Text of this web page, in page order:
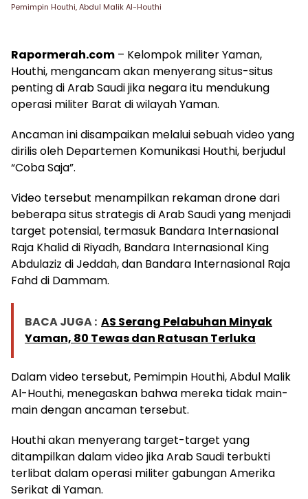
Pemimpin Houthi, Abdul Malik Al-Houthi
Rapormerah.com – Kelompok militer Yaman,
Houthi, mengancam akan menyerang situs-situs
penting di Arab Saudi jika negara itu mendukung
operasi militer Barat di wilayah Yaman.
Ancaman ini disampaikan melalui sebuah video yang
dirilis oleh Departemen Komunikasi Houthi, berjudul
“Coba Saja”.
Video tersebut menampilkan rekaman drone dari
beberapa situs strategis di Arab Saudi yang menjadi
target potensial, termasuk Bandara Internasional
Raja Khalid di Riyadh, Bandara Internasional King
Abdulaziz di Jeddah, dan Bandara Internasional Raja
Fahd di Dammam.
BACA JUGA : AS Serang Pelabuhan Minyak
Yaman, 80 Tewas dan Ratusan Terluka
Dalam video tersebut, Pemimpin Houthi, Abdul Malik
Al-Houthi, menegaskan bahwa mereka tidak main-
main dengan ancaman tersebut.
Houthi akan menyerang target-target yang
ditampilkan dalam video jika Arab Saudi terbukti
terlibat dalam operasi militer gabungan Amerika
Serikat di Yaman.